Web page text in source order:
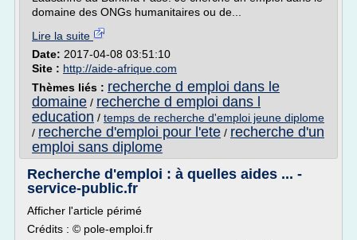
domaine des ONGs humanitaires ou de...
Lire la suite
Date: 2017-04-08 03:51:10
Site : http://aide-afrique.com
Thèmes liés : recherche d emploi dans le
domaine / recherche d emploi dans l
education / temps de recherche d'emploi jeune diplome
/ recherche d'emploi pour l'ete / recherche d'un
emploi sans diplome
Recherche d'emploi : à quelles aides ... -
service-public.fr
Afficher l'article périmé
Crédits : © pole-emploi.fr